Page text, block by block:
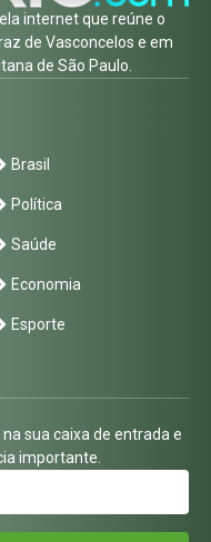
internet que reúne o
de Vasconcelos e em
de São Paulo.
Brasil
Política
Saúde
Economia
Esporte
sua caixa de entrada e
importante.